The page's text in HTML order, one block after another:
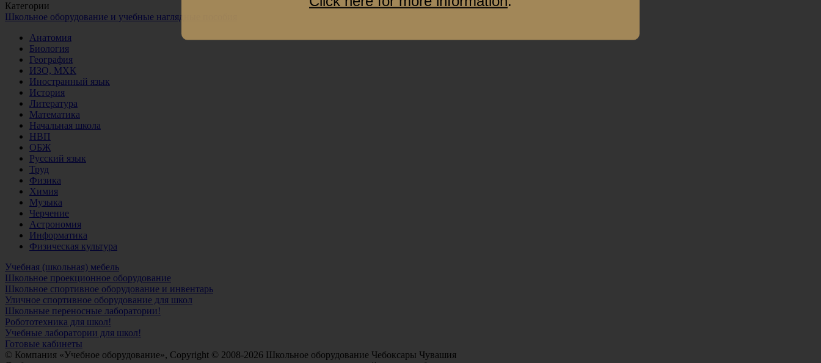
Категории
Школьное оборудование и учебные наглядные пособия
Анатомия
Биология
География
ИЗО, МХК
Иностранный язык
История
Литература
Математика
Начальная школа
НВП
ОБЖ
Русский язык
Труд
Физика
Химия
Музыка
Черчение
Астрономия
Информатика
Физическая культура
Учебная (школьная) мебель
Школьное проекционное оборудование
Школьное спортивное оборудование и инвентарь
Уличное спортивное оборудование для школ
Школьные переносные лаборатории!
Робототехника для школ!
Учебные лаборатории для школ!
Готовые кабинеты
© Компания «Учебное оборудование», Copyright © 2008-2026 Школьное оборудование Чебоксары Чувашия